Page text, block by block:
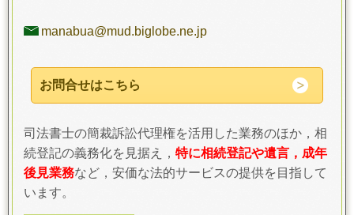
manabua@mud.biglobe.ne.jp
お問合せはこちら
司法書士の簡裁訴訟代理権を活用した業務のほか，相
続登記の義務化を見据え， 特に相続登記や遺言，成年
後見業務など，安価な法的サービスの提供を目指して
います。